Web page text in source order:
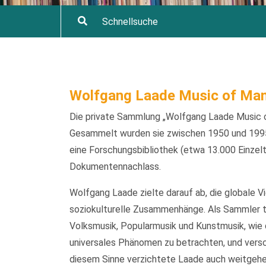
Wolfgang Laade Music of
Die private Sammlung „Wolfgang Laade
Gesammelt wurden sie zwischen 1950 und
eine Forschungsbibliothek (etwa 13.000
Dokumentennachlass.
Wolfgang Laade zielte darauf ab, die globale
soziokulturelle Zusammenhänge. Als
Volksmusik, Popularmusik und Kunstmusik,
universales Phänomen zu betrachten, und
diesem Sinne verzichtete Laade auch